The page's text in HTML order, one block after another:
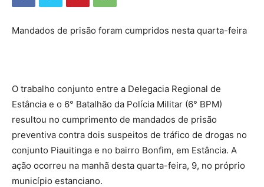
Mandados de prisão foram cumpridos nesta quarta-feira
O trabalho conjunto entre a Delegacia Regional de
Estância e o 6° Batalhão da Polícia Militar (6° BPM)
resultou no cumprimento de mandados de prisão
preventiva contra dois suspeitos de tráfico de drogas no
conjunto Piauitinga e no bairro Bonfim, em Estância. A
ação ocorreu na manhã desta quarta-feira, 9, no próprio
município estanciano.